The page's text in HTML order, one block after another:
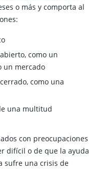
o más y comporta al
como un
un mercado
como una
una multitud
con preocupaciones
difícil o de que la ayuda
sufre una crisis de